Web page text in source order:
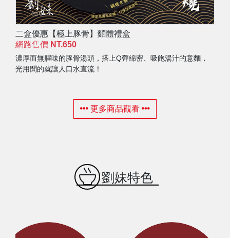
二盒優惠【極上豚骨】麵體禮盒
網路售價 NT.650
濃厚而無腥味的豚骨湯頭，搭上Q彈綿密、吸飽湯汁的意麵，
光用聞的就讓人口水直流！
更多商品觀看
劉妹特色